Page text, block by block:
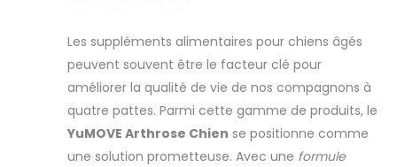
Les suppléments alimentaires pour chiens âgés
peuvent souvent être le facteur clé pour
améliorer la qualité de vie de nos compagnons à
quatre pattes. Parmi cette gamme de produits, le
YuMOVE Arthrose Chien se positionne comme
une solution prometteuse. Avec une formule